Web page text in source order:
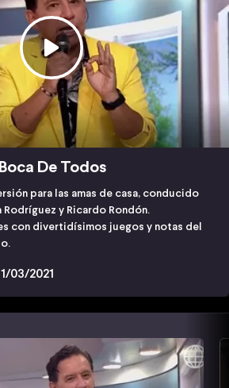
Boca De Todos
para las amas de casa, conducido
y Ricardo Rondón.
con divertidísimos juegos y notas del
03/2021